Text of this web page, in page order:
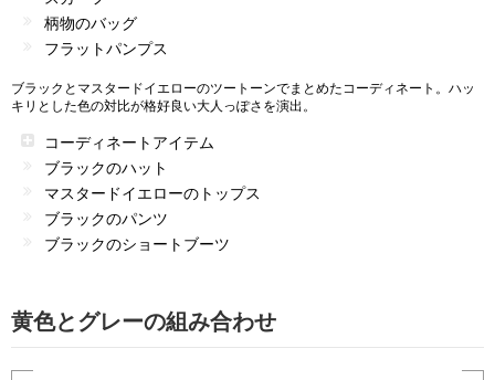
柄物のバッグ
フラットパンプス
ブラックとマスタードイエローのツートーンでまとめたコーディネート。ハッ
キリとした色の対比が格好良い大人っぽさを演出。
コーディネートアイテム
ブラックのハット
マスタードイエローのトップス
ブラックのパンツ
ブラックのショートブーツ
黄色とグレーの組み合わせ